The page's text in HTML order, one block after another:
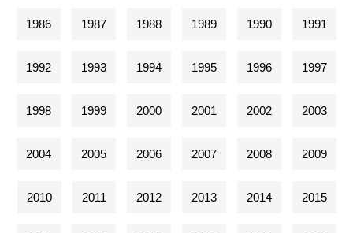
1986 1987 1988 1989 1990 1991
1992 1993 1994 1995 1996 1997
1998 1999 2000 2001 2002 2003
2004 2005 2006 2007 2008 2009
2010 2011 2012 2013 2014 2015